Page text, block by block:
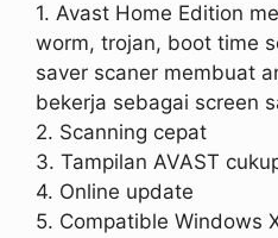
1. Avast Home Edition
worm, trojan, boot time
saver scaner membuat
bekerja sebagai screen
2. Scanning cepat
3. Tampilan AVAST
4. Online update
5. Compatible Windows